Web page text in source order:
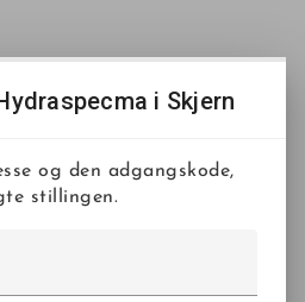
i Skjern
og den adgangskode,
stillingen.